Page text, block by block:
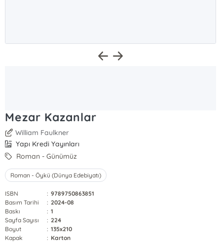
Mezar Kazanlar
William Faulkner
Yapı Kredi Yayınları
Roman - Günümüz
Roman - Öykü (Dünya Edebiyatı)
ISBN : 9789750863851
Basım Tarihi
: 2024-08
Baskı
: 1
Sayfa Sayısı
: 224
Boyut
: 135x210
Kapak
: Karton